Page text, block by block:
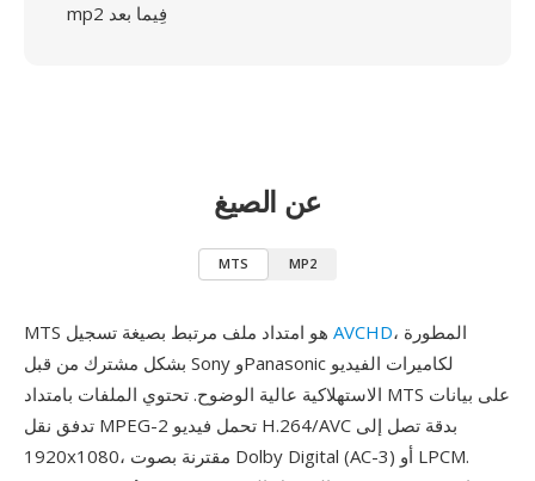
mp2 فِيما بعد
عن الصيغ
MTS MP2
AVCHD، المطورة
بشكل مشترك من قبل Sony وPanasonic لكاميرات الفيديو
الاستهلاكية عالية الوضوح. تحتوي الملفات بامتداد MTS على بيانات
تدفق نقل MPEG-2 تحمل فيديو H.264/AVC بدقة تصل إلى
1920x1080، مقترنة بصوت Dolby Digital (AC-3) أو LPCM.